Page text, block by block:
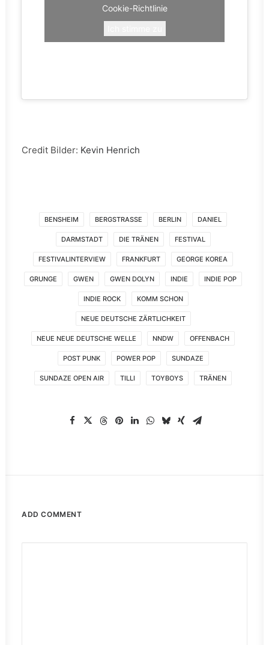
Cookie-Richtlinie
Credit Bilder: Kevin Henrich
BENSHEIM BERGSTRASSE BERLIN DANIEL
DARMSTADT DIE TRÄNEN FESTIVAL
FESTIVALINTERVIEW FRANKFURT GEORGE KOREA
GRUNGE GWEN GWEN DOLYN INDIE INDIE POP
INDIE ROCK KOMM SCHON
NEUE DEUTSCHE ZÄRTLICHKEIT
NEUE NEUE DEUTSCHE WELLE NNDW OFFENBACH
POST PUNK POWER POP SUNDAZE
SUNDAZE OPEN AIR TILLI TOYBOYS TRÄNEN
ADD COMMENT